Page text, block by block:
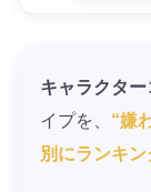
キャラクタ
イプを、 “嫌
別にランキン